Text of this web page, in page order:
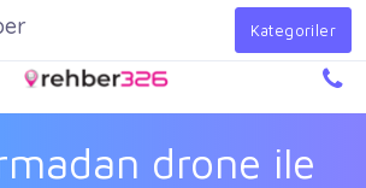
Giriş Yap
drone ile
Kategoriler